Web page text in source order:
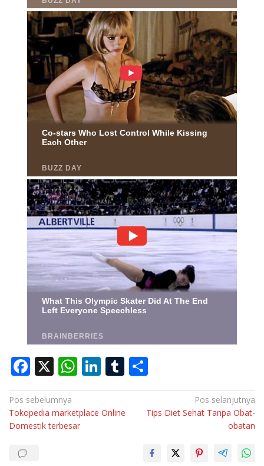
F
ac
e
b
X W
h
at
s
Li
n
k
e
T
u
bl
h
ar
e
Navigasi
pos
Pos sebelumnya
Tokopedia marketplace Online
Domestik terbesar
Pos selanjutnya
Tips Diet Sehat Tanpa Obat-
obatan